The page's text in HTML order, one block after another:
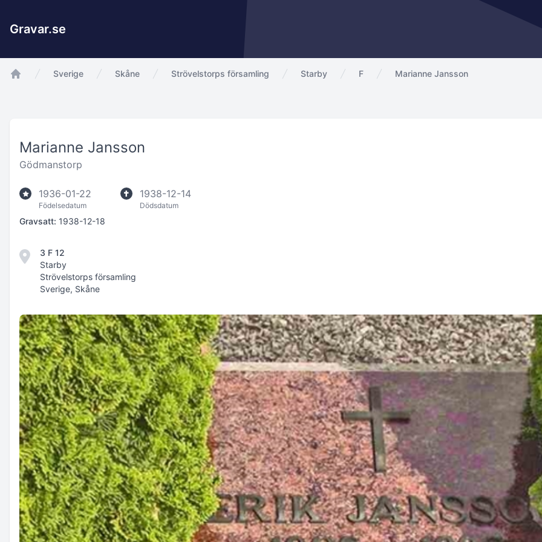
Gravar.se
Sverige Skåne Strövelstorps församling Starby F Marianne Jansson
Marianne Jansson
Gödmanstorp
1936-01-22
Födelsedatum
1938-12-14
Dödsdatum
Gravsatt: 1938-12-18
3 F 12
Starby
Strövelstorps församling
Sverige, Skåne